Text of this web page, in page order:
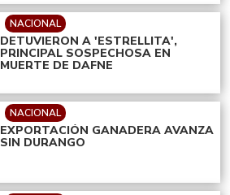
NACIONAL
DETUVIERON A 'ESTRELLITA',
PRINCIPAL SOSPECHOSA EN
MUERTE DE DAFNE
NACIONAL
EXPORTACIÓN GANADERA AVANZA
SIN DURANGO